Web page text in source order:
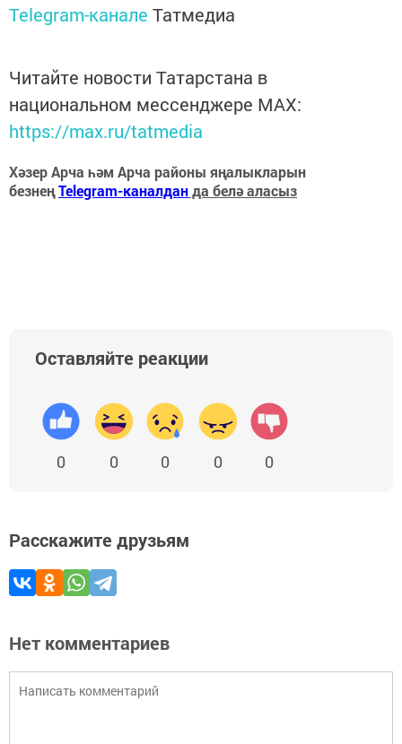
Telegram-канале Татмедиа
Читайте новости Татарстана в
национальном мессенджере MАХ:
https://max.ru/tatmedia
Хәзер Арча һәм Арча районы яңалыкларын
безнеңTelegram-каналданда белә аласыз
Оставляйте реакции
0 0 0 0 0
Расскажите друзьям
Нет комментариев